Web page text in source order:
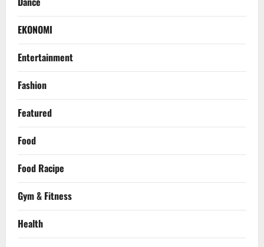
EKONOMI
Entertainment
Fashion
Featured
Food
Food Racipe
Gym & Fitness
Health